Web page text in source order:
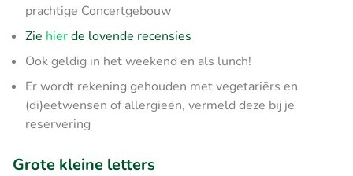
prachtige Concertgebouw
Zie hierde lovende recensies
Ook geldig in het weekend en als lunch!
Er wordt rekening gehouden met vegetariërs en
(di)eetwensen of allergieën, vermeld deze bij je
reservering
Grote kleine letters